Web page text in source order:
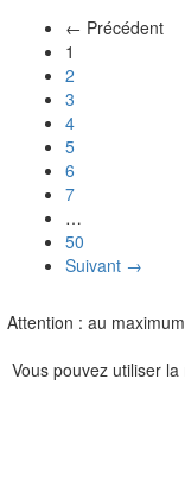
← Précédent
1
2
3
4
5
6
7
…
50
Suivant →
Attention : au
Vous pouvez utiliser